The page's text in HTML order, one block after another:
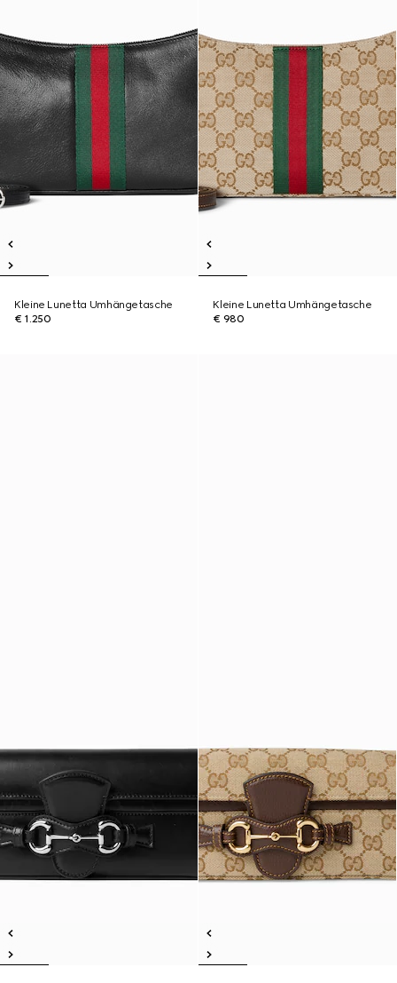
Kleine Lunetta Umhängetasche
€ 1.250
Kleine Lunetta Umhängetasche
€ 980